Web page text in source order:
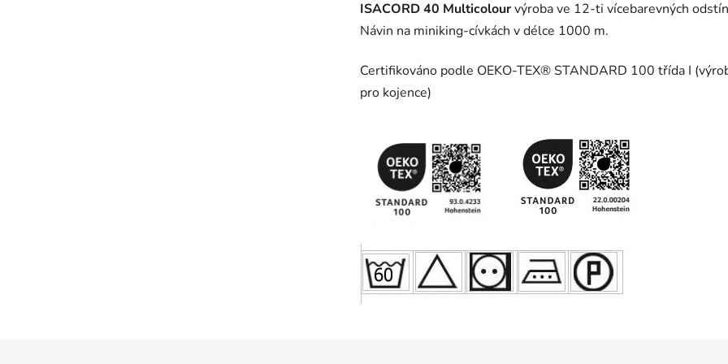
ISACORD 40 Multicolourvýroba ve 12-ti vícebarevných
Návin na miniking-cívkách v délce 1000 m.
Certifikováno podle OEKO-TEX® STANDARD 100 třída I
pro kojence)